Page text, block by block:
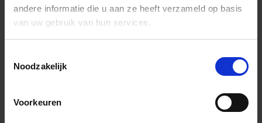
andere informatie die u aan ze heeft verzameld op basis
van uw gebruik van hun services.
Noodzakelijk
Voorkeuren